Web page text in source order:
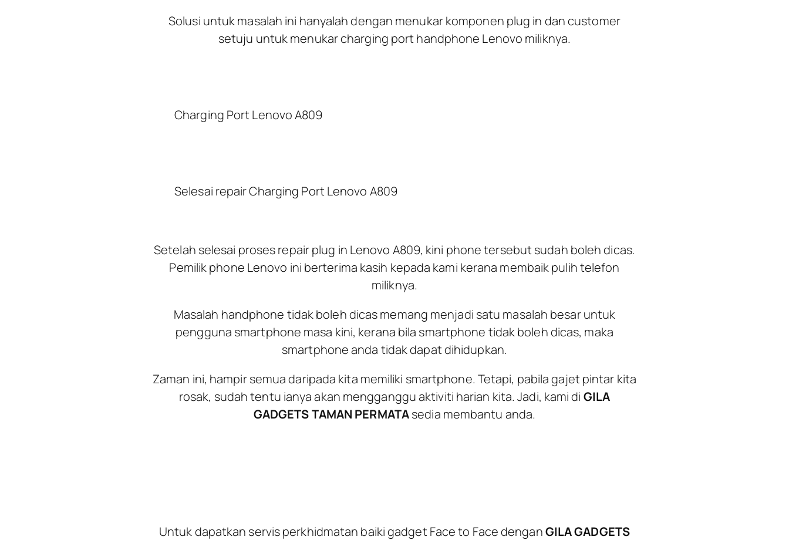
Solusi untuk masalah ini hanyalah dengan menukar komponen plug in dan customer
setuju untuk menukar charging port handphone Lenovo miliknya.
Charging Port Lenovo A809
Selesai repair Charging Port Lenovo A809
Setelah selesai proses repair plug in Lenovo A809, kini phone tersebut sudah boleh dicas.
Pemilik phone Lenovo ini berterima kasih kepada kami kerana membaik pulih telefon
miliknya.
Masalah handphone tidak boleh dicas memang menjadi satu masalah besar untuk
pengguna smartphone masa kini, kerana bila smartphone tidak boleh dicas, maka
smartphone anda tidak dapat dihidupkan.
Zaman ini, hampir semua daripada kita memiliki smartphone. Tetapi, pabila gajet pintar kita
rosak, sudah tentu ianya akan mengganggu aktiviti harian kita. Jadi, kami di GILA
GADGETS TAMAN PERMATAsedia membantu anda.
Untuk dapatkan servis perkhidmatan baiki gadget Face to Face denganGILA GADGETS